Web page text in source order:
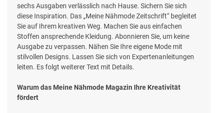
sechs Ausgaben verlässlich nach Hause. Sichern Sie sich
diese Inspiration. Das „Meine Nähmode Zeitschrift“ begleitet
Sie auf Ihrem kreativen Weg. Machen Sie aus einfachen
Stoffen ansprechende Kleidung. Abonnieren Sie, um keine
Ausgabe zu verpassen. Nähen Sie Ihre eigene Mode mit
stilvollen Designs. Lassen Sie sich von Expertenanleitungen
leiten. Es folgt weiterer Text mit Details.
Warum das Meine Nähmode Magazin Ihre Kreativität
fördert